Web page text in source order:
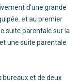
d'une grande
et au premier
suite parentale sur la
une suite parentale
bureaux et de deux